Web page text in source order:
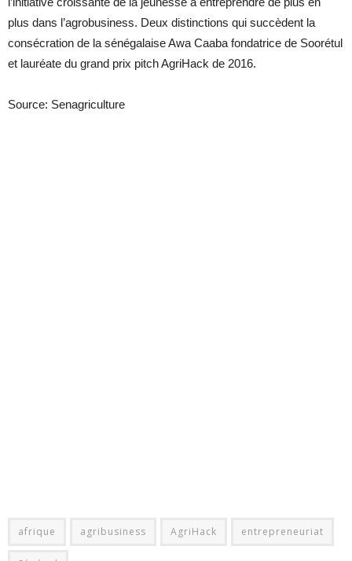
plus dans l’agrobusiness. Deux distinctions qui succèdent la
consécration de la sénégalaise Awa Caaba fondatrice de Soorétul
et lauréate du grand prix pitch AgriHack de 2016.
Source: Senagriculture
afrique agribusiness AgriHack entrepreneuriat